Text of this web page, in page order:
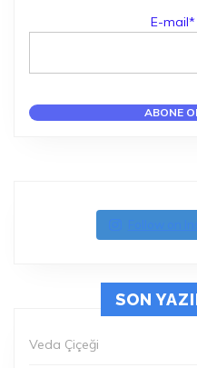
E-mail*
Follow on
SON
Veda Çiçeği